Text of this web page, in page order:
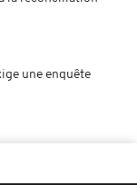
une enquête